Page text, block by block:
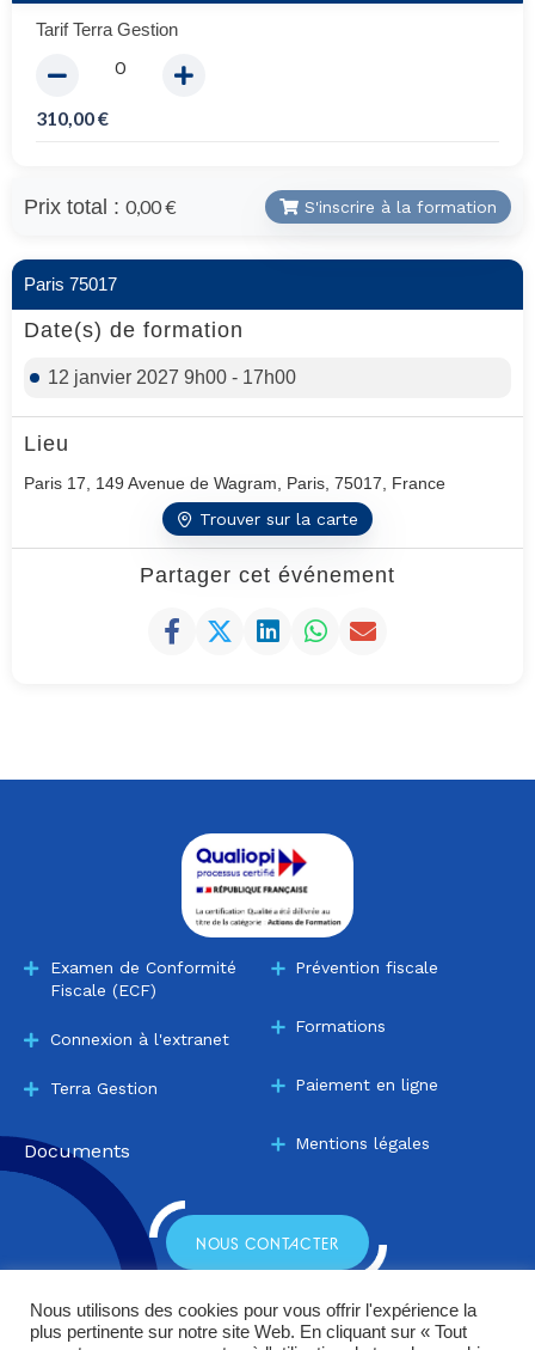
Tarif Terra Gestion
310,00€
Prix total : 0,00 € S'inscrire à la formation
Paris 75017
Date(s) de formation
12 janvier 2027 9h00 - 17h00
Lieu
Paris 17, 149 Avenue de Wagram, Paris, 75017, France
Trouver sur la carte
Partager cet événement
Examen de Conformité
Fiscale (ECF)
Connexion à l'extranet
Terra Gestion
Documents
Prévention fiscale
Formations
Paiement en ligne
Mentions légales
NOUS CONTACTER
Nous utilisons des cookies pour vous offrir l'expérience la
plus pertinente sur notre site Web. En cliquant sur « Tout